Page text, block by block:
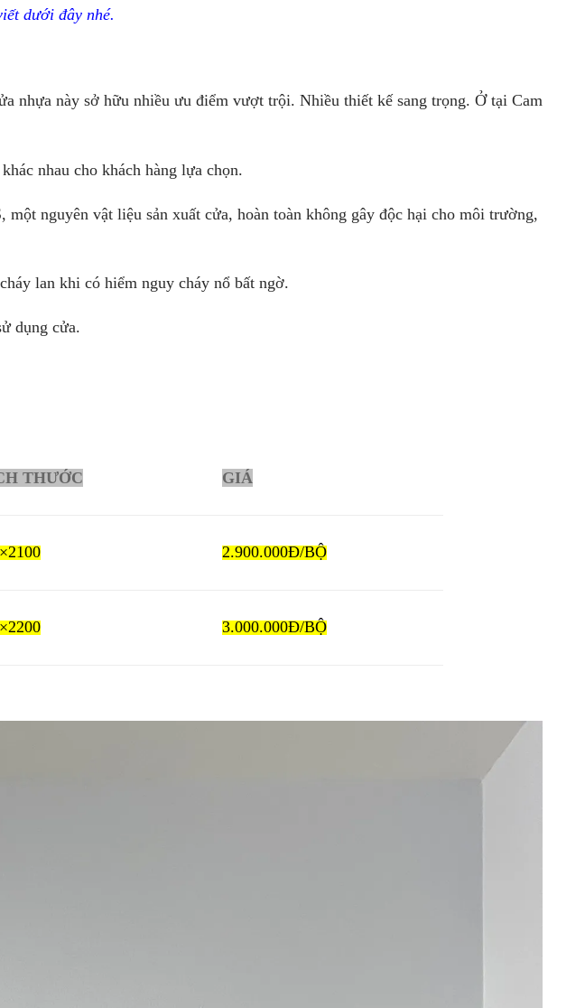
dưới đây nhé.
nhựa này sở hữu nhiều ưu điểm vượt trội. Nhiều thiết kế sang trọng. Ở tại Cam
nhau cho khách hàng lựa chọn.
nguyên vật liệu sản xuất cửa, hoàn toàn không gây độc hại cho môi trường,
lan khi có hiểm nguy cháy nổ bất ngờ.
dụng cửa.
THƯỚC GIÁ
2.900.000Đ/BỘ
3.000.000Đ/BỘ